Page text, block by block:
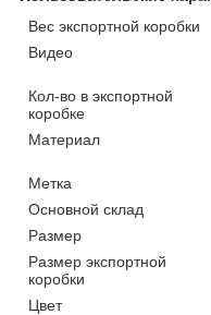
Вес экспортной коробки
Видео
Кол-во в экспортной
коробке
Материал
Метка
Основной склад
Размер
Размер экспортной
коробки
Цвет